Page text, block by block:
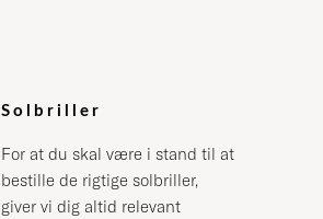
Solbriller
For at du skal være i stand til at
bestille de rigtige solbriller,
giver vi dig altid relevant